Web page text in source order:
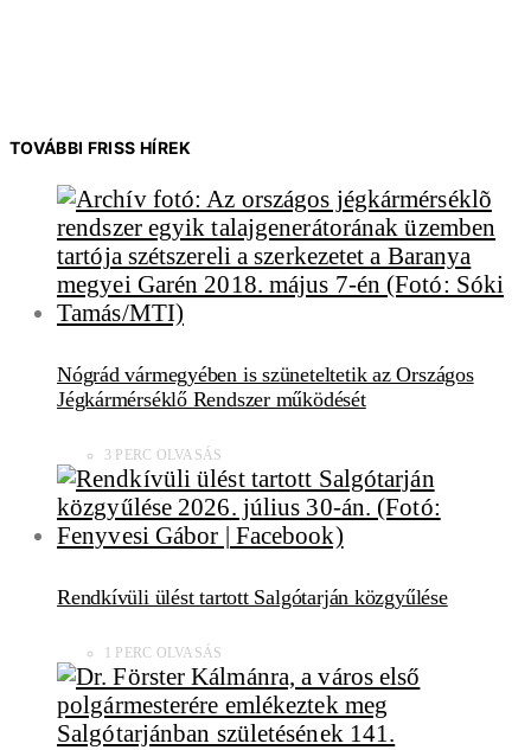
TOVÁBBI FRISS HÍREK
Nógrád vármegyében is szüneteltetik az Országos
Jégkármérséklő Rendszer működését
3 PERC OLVASÁS
Rendkívüli ülést tartott Salgótarján közgyűlése
1 PERC OLVASÁS